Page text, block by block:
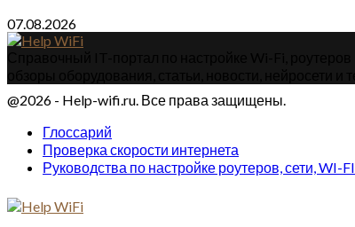
07.08.2026
@2026 - Help-wifi.ru. Все права защищены.
Глоссарий
Проверка скорости интернета
Руководства по настройке роутеров, сети, WI-FI